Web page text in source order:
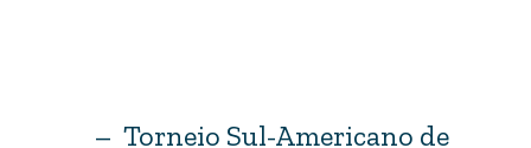
– Torneio Sul-Americano de